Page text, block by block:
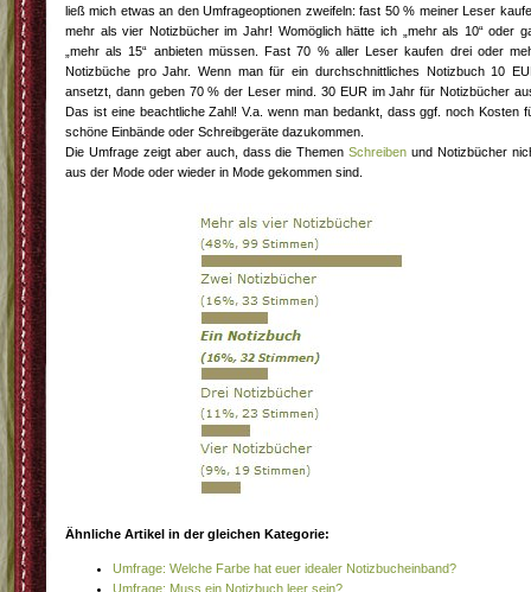
ließ mich etwas an den Umfrageoptionen zweifeln: fast 50 % meiner Leser
mehr als vier Notizbücher im Jahr! Womöglich hätte ich „mehr als 10“ oder
„mehr als 15“ anbieten müssen. Fast 70 % aller Leser kaufen drei oder
Notizbüche pro Jahr. Wenn man für ein durchschnittliches Notizbuch 10
ansetzt, dann geben 70 % der Leser mind. 30 EUR im Jahr für Notizbücher
Das ist eine beachtliche Zahl! V.a. wenn man bedankt, dass ggf. noch Kosten
schöne Einbände oder Schreibgeräte dazukommen.
Die Umfrage zeigt aber auch, dass die ThemenSchreiben und Notizbücher
aus der Mode oder wieder in Mode gekommen sind.
Ähnliche Artikel in der gleichen Kategorie:
Umfrage: Welche Farbe hat euer idealer Notizbucheinband?
Umfrage: Muss ein Notizbuch leer sein?